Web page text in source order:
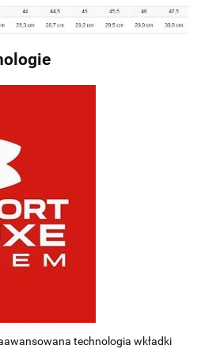
technologia wkładki